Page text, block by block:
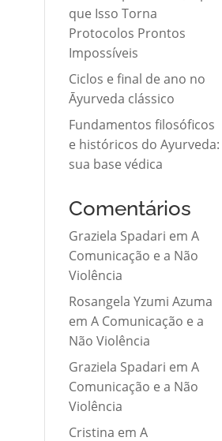
que Isso Torna
Protocolos Prontos
Impossíveis
Ciclos e final de ano no
Āyurveda clássico
Fundamentos filosóficos
e históricos do Ayurveda:
sua base védica
Comentários
Graziela Spadari emA
Comunicação e a Não
Violência
Rosangela Yzumi Azuma
emA Comunicação e a
Não Violência
Graziela Spadari emA
Comunicação e a Não
Violência
Cristina emA